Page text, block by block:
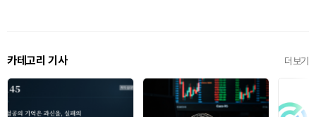
카테고리 기사 더보기